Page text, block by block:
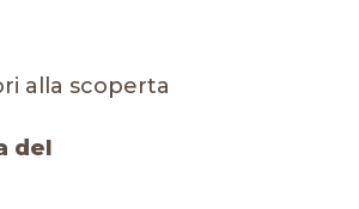
alla scoperta
del